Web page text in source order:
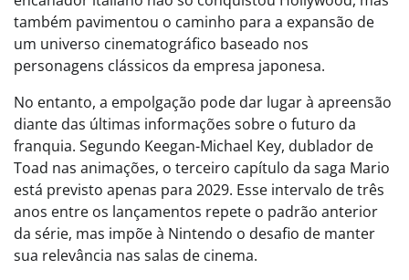
também pavimentou o caminho para a expansão de
um universo cinematográfico baseado nos
personagens clássicos da empresa japonesa.
No entanto, a empolgação pode dar lugar à apreensão
diante das últimas informações sobre o futuro da
franquia. Segundo Keegan-Michael Key, dublador de
Toad nas animações, o terceiro capítulo da saga Mario
está previsto apenas para 2029. Esse intervalo de três
anos entre os lançamentos repete o padrão anterior
da série, mas impõe à Nintendo o desafio de manter
sua relevância nas salas de cinema.